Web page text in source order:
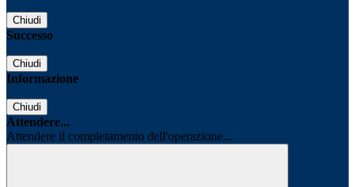
Chiudi
Successo
Chiudi
Informazione
Chiudi
Attendere...
Attendere il completamento dell'operazione...